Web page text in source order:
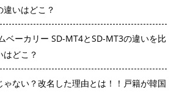
いはどこ？
ベーカリー SD-MT4とSD-MT3の違いを比
どこ？
ない？改名した理由とは！！戸籍が韓国